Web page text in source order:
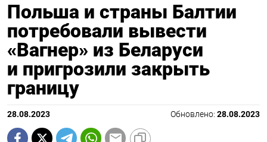
Польша и страны Балтии
потребовали вывести
«Вагнер» из Беларуси
и пригрозили закрыть
границу
28.08.2023 Обновлено: 28.08.2023